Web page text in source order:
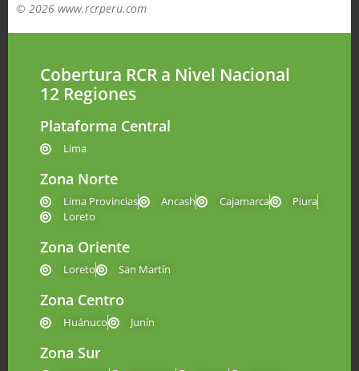
© 2026 www.rcrperu.com
Cobertura RCR a Nivel Nacional
12 Regiones
Plataforma Central
Lima
Zona Norte
Lima Provincias Ancash Cajamarca
Piura
Loreto
Zona Oriente
Loreto San Martín
Zona Centro
Huánuco Junín
Zona Sur